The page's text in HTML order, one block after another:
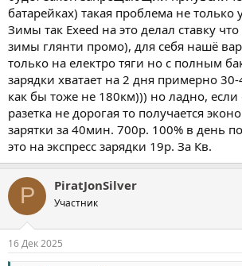
топлива/энергии совсем не линейная.
ну вот ради интереса посмотрите
ЕS 1486 км и ET 1361 км
батарейках) такая проблема не только
Зимы так Exeed на это делал ставку
зимы глянти промо), для себя нашё
только на електро тяги но с полным
зарядки хватает на 2 дня примерно
как бы тоже не 180км))) но ладно, если
разетка не дорогая то получается
зарятки за 40мин. 700р. 100% в день
это на экспресс зарядки 19р. За Кв.
P PiratJonSilver
Участник
16 Дек 2025